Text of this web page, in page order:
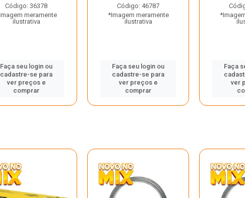
Código: 36378
meramente
ilustrativa
Faça seu login ou
cadastre-se para
ver preços e
comprar
Código: 46787
*Imagem meramente
ilustrativa
Faça seu login ou
cadastre-se para
ver preços e
comprar
Faça
ver